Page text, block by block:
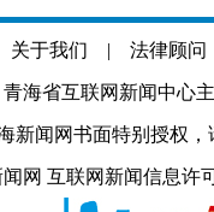
关于我们 | 法律顾问
青海省互联网新闻中心
新闻网书面特别授权
网 互联网新闻信息许